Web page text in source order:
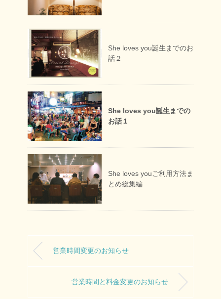
She loves you誕生までのお
話２
She loves you誕生までの
お話１
She loves youご利用方法ま
とめ総集編
営業時間変更のお知らせ
営業時間と料金変更のお知らせ